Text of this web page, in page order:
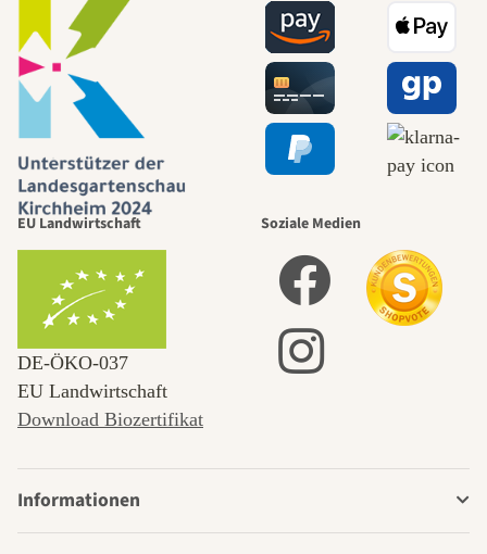
EU Landwirtschaft
DE‑ÖKO‑037
EU Landwirtschaft
Download Biozertifikat
Soziale Medien
Informationen